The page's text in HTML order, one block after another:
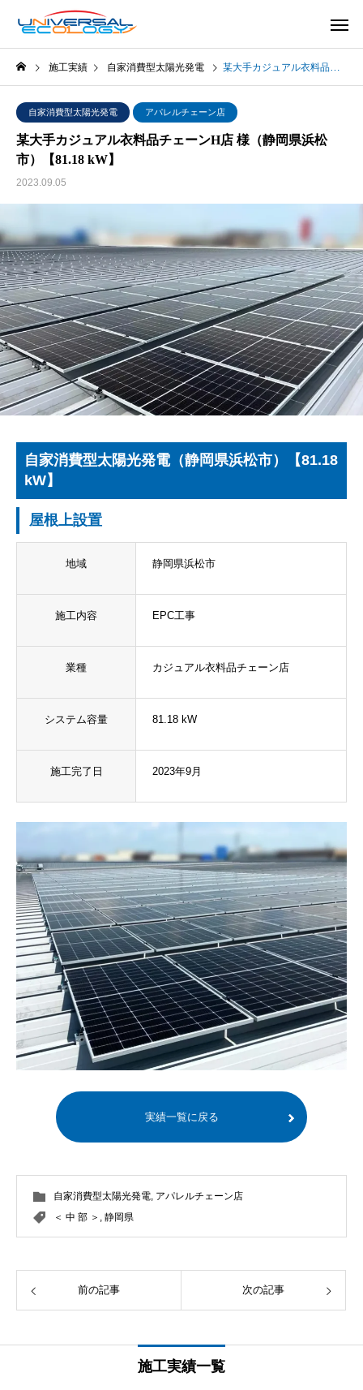
施工実績 自家消費型太陽光発電 某大手カジュアル衣料品チェーンH店 様（静岡県浜松市）【81.18 kW】
自家消費型太陽光発電 アパレルチェーン店
某大手カジュアル衣料品チェーンH店 様（静岡県浜松
市）【81.18 kW】
2023.09.05
自家消費型太陽光発電（静岡県浜松市）【81.18
kW】
屋根上設置
地域 静岡県浜松市
施工内容 EPC工事
業種 カジュアル衣料品チェーン店
システム容量 81.18 kW
施工完了日 2023年9月
実績一覧に戻る
自家消費型太陽光発電, アパレルチェーン店
＜ 中 部 ＞ , 静岡県
前の記事 次の記事
施工実績一覧